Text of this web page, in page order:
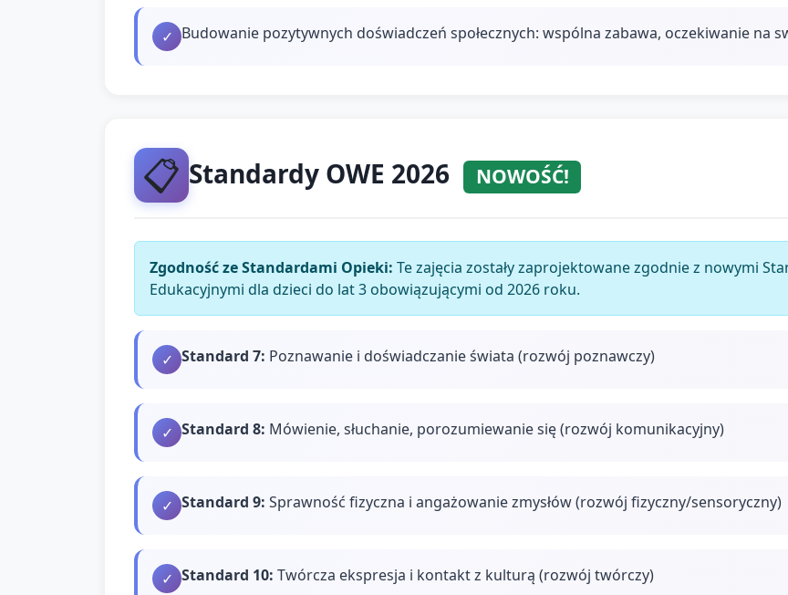
✓ Budowanie pozytywnych doświadczeń społecznych: wspólna zabawa, oczekiwanie na
📋 Standardy OWE 2026 NOWOŚĆ!
Zgodność ze Standardami Opieki: Te zajęcia zostały zaprojektowane zgodnie z nowymi
Edukacyjnymi dla dzieci do lat 3 obowiązującymi od 2026 roku.
✓ Standard 7: Poznawanie i doświadczanie świata (rozwój poznawczy)
✓ Standard 8: Mówienie, słuchanie, porozumiewanie się (rozwój komunikacyjny)
✓ Standard 9: Sprawność fizyczna i angażowanie zmysłów (rozwój fizyczny/sensoryczny)
✓ Standard 10: Twórcza ekspresja i kontakt z kulturą (rozwój twórczy)